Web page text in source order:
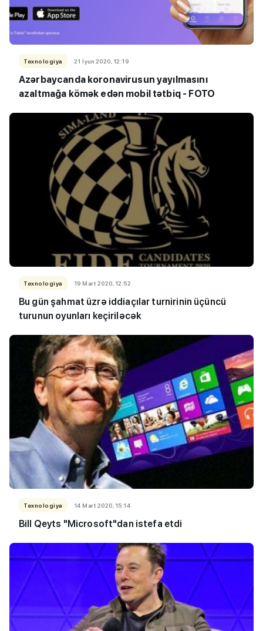
Texnologiya 21 İyun 2020, 12:19
Azərbaycanda koronavirusun yayılmasını
azaltmağa kömək edən mobil tətbiq - FOTO
Texnologiya 19 Mart 2020, 12:52
Bu gün şahmat üzrə iddiaçılar turnirinin üçüncü
Texnologiya 14 Mart 2020, 15:14
Bill Qeyts "Microsoft"dan istefa etdi